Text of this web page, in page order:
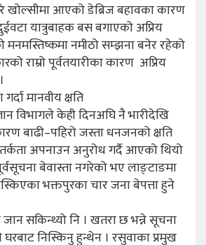
खोल्सीमा आएको डेब्रिज बहावका कारण
यात्रुबाहक बस बगाएको अप्रिय
नमीठो सम्झना बनेर रहेको
राम्रो पूर्वतयारीका कारण अप्रिय
मानवीय क्षति
विभागले केही दिनअघि नै भारीदेखि
बाढी–पहिरो जस्ता धनजनको क्षति
अपनाउन अनुरोध गर्दै आएको थियो
बेवास्ता नगरेको भए लाङ्टाङमा
भक्तपुरका चार जना बेपत्ता हुने
जान सकिन्थ्यो नि । खतरा छ भन्ने सूचना
निस्किनु हुन्थेन । रसुवाका प्रमुख